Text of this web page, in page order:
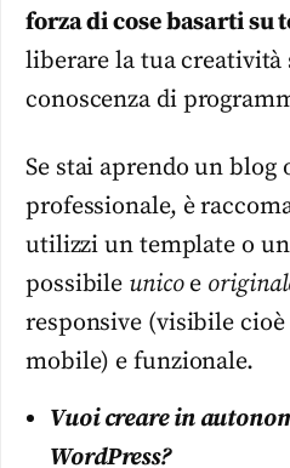
forza di cose basarti su
liberare la tua creatività
conoscenza di
Se stai aprendo un blog
professionale, è
utilizzi un template o
possibile unicoe
responsive (visibile
mobile) e funzionale.
Vuoi creare in
WordPress?